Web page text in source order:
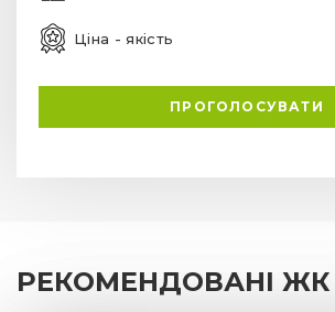
Ціна - якість
ПРОГОЛОСУВАТИ
РЕКОМЕНДОВАНІ ЖК